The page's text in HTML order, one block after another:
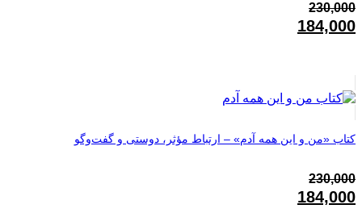
230,000
قیمت
اصلی:
184,000
184,000تومان.
کتاب «من و این همه آدم» – ارتباط مؤثر، دوستی و گفت‌وگو
230,000
قیمت
اصلی:
184,000